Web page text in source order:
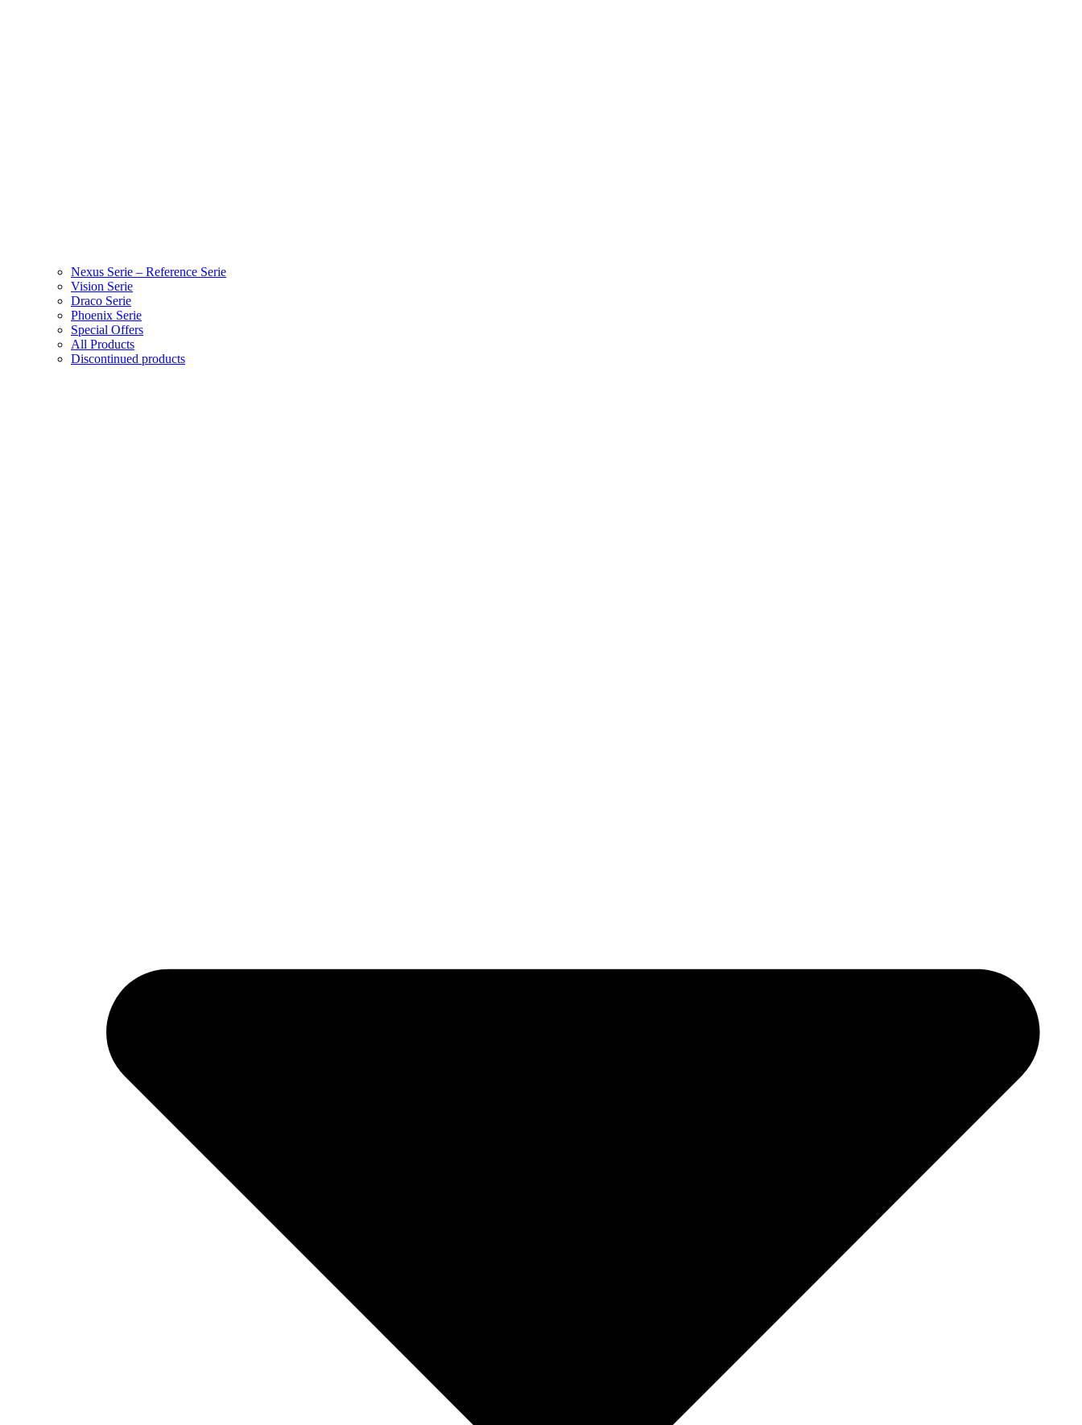
Nexus Serie – Reference Serie
Vision Serie
Draco Serie
Phoenix Serie
Special Offers
All Products
Discontinued products